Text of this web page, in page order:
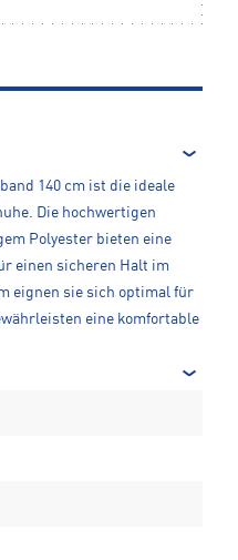
140 cm ist die ideale
Die hochwertigen
Polyester bieten eine
einen sicheren Halt im
eignen sie sich optimal für
eine komfortable